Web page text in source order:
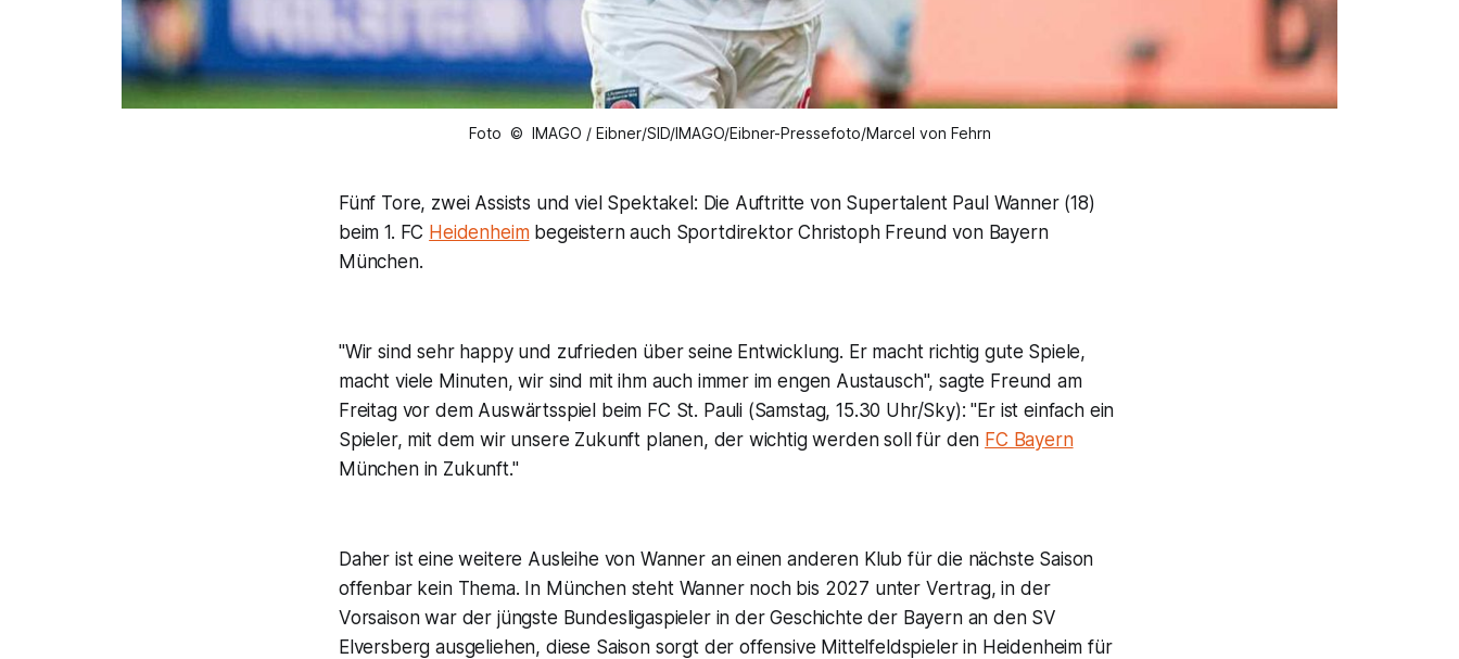
Foto © IMAGO / Eibner/SID/IMAGO/Eibner-Pressefoto/Marcel von Fehrn
Fünf Tore, zwei Assists und viel Spektakel: Die Auftritte von Supertalent Paul Wanner (18)
beim 1. FC Heidenheimbegeistern auch Sportdirektor Christoph Freund von Bayern
München.
"Wir sind sehr happy und zufrieden über seine Entwicklung. Er macht richtig gute Spiele,
macht viele Minuten, wir sind mit ihm auch immer im engen Austausch", sagte Freund am
Freitag vor dem Auswärtsspiel beim FC St. Pauli (Samstag, 15.30 Uhr/Sky): "Er ist einfach ein
Spieler, mit dem wir unsere Zukunft planen, der wichtig werden soll für den FC Bayern
München in Zukunft."
Daher ist eine weitere Ausleihe von Wanner an einen anderen Klub für die nächste Saison
offenbar kein Thema. In München steht Wanner noch bis 2027 unter Vertrag, in der
Vorsaison war der jüngste Bundesligaspieler in der Geschichte der Bayern an den SV
Elversberg ausgeliehen, diese Saison sorgt der offensive Mittelfeldspieler in Heidenheim für